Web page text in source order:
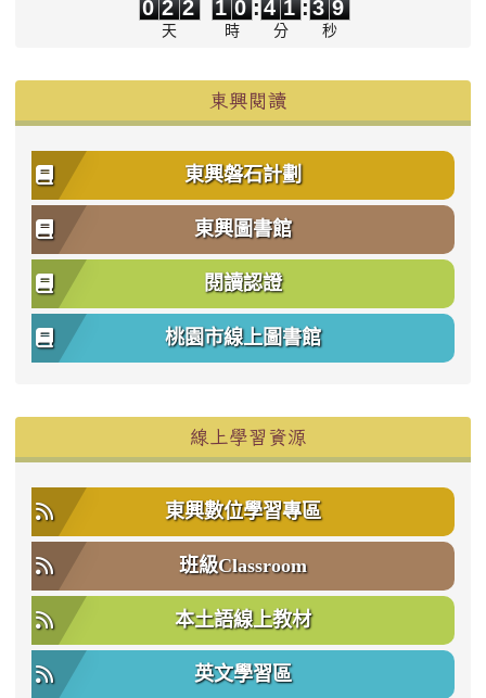
0 2 2
天
1 0
時
: 4 1
分
: 3 9
秒
東興閱讀
東興磐石計劃
東興圖書館
閱讀認證
桃園市線上圖書館
線上學習資源
東興數位學習專區
班級Classroom
本土語線上教材
英文學習區